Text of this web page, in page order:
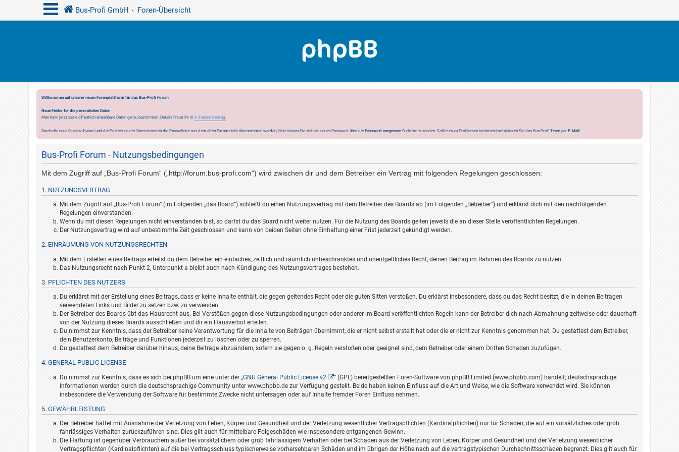
Bus-Profi GmbH Foren-Übersicht
Willkommen auf unserer neuen Forenplattform für das Bus-Profi Forum
Neue Felder für die persönlichen Daten
Man kann jetzt seine öffentlich einsehbare Daten genau bestimmen. Details findet ihr in in diesem Beitrag.
Durch die neue Forensoftware und die Portierung der Daten konnten die Passwörter aus dem alten Forum nicht übernommen werden, bitte lassen Sie sich ein neues Passwort über die Passwort vergessen Funktion zusenden. Sollte es zu Problemen kommen kontaktieren Sie das Bus-Profi Team per E-Mail.
Bus-Profi Forum - Nutzungsbedingungen
Mit dem Zugriff auf „Bus-Profi Forum“ („http://forum.bus-profi.com“) wird zwischen dir und dem Betreiber ein Vertrag mit folgenden Regelungen geschlossen:
1. NUTZUNGSVERTRAG
Mit dem Zugriff auf „Bus-Profi Forum“ (im Folgenden „das Board“) schließt du einen Nutzungsvertrag mit dem Betreiber des Boards ab (im Folgenden „Betreiber“) und erklärst dich mit den nachfolgenden
Regelungen einverstanden.
Wenn du mit diesen Regelungen nicht einverstanden bist, so darfst du das Board nicht weiter nutzen. Für die Nutzung des Boards gelten jeweils die an dieser Stelle veröffentlichten Regelungen.
Der Nutzungsvertrag wird auf unbestimmte Zeit geschlossen und kann von beiden Seiten ohne Einhaltung einer Frist jederzeit gekündigt werden.
2. EINRÄUMUNG VON NUTZUNGSRECHTEN
Mit dem Erstellen eines Beitrags erteilst du dem Betreiber ein einfaches, zeitlich und räumlich unbeschränktes und unentgeltliches Recht, deinen Beitrag im Rahmen des Boards zu nutzen.
Das Nutzungsrecht nach Punkt 2, Unterpunkt a bleibt auch nach Kündigung des Nutzungsvertrages bestehen.
3. PFLICHTEN DES NUTZERS
Du erklärst mit der Erstellung eines Beitrags, dass er keine Inhalte enthält, die gegen geltendes Recht oder die guten Sitten verstoßen. Du erklärst insbesondere, dass du das Recht besitzt, die in deinen Beiträgen
verwendeten Links und Bilder zu setzen bzw. zu verwenden.
Der Betreiber des Boards übt das Hausrecht aus. Bei Verstößen gegen diese Nutzungsbedingungen oder anderer im Board veröffentlichten Regeln kann der Betreiber dich nach Abmahnung zeitweise oder dauerhaft
von der Nutzung dieses Boards ausschließen und dir ein Hausverbot erteilen.
Du nimmst zur Kenntnis, dass der Betreiber keine Verantwortung für die Inhalte von Beiträgen übernimmt, die er nicht selbst erstellt hat oder die er nicht zur Kenntnis genommen hat. Du gestattest dem Betreiber,
dein Benutzerkonto, Beiträge und Funktionen jederzeit zu löschen oder zu sperren.
Du gestattest dem Betreiber darüber hinaus, deine Beiträge abzuändern, sofern sie gegen o. g. Regeln verstoßen oder geeignet sind, dem Betreiber oder einem Dritten Schaden zuzufügen.
4. GENERAL PUBLIC LICENSE
Du nimmst zur Kenntnis, dass es sich bei phpBB um eine unter der „GNU General Public License v2
“ (GPL) bereitgestellten Foren-Software von phpBB Limited (www.phpbb.com) handelt; deutschsprachige
Informationen werden durch die deutschsprachige Community unter www.phpbb.de zur Verfügung gestellt. Beide haben keinen Einfluss auf die Art und Weise, wie die Software verwendet wird. Sie können
insbesondere die Verwendung der Software für bestimmte Zwecke nicht untersagen oder auf Inhalte fremder Foren Einfluss nehmen.
5. GEWÄHRLEISTUNG
Der Betreiber haftet mit Ausnahme der Verletzung von Leben, Körper und Gesundheit und der Verletzung wesentlicher Vertragspflichten (Kardinalpflichten) nur für Schäden, die auf ein vorsätzliches oder grob
fahrlässiges Verhalten zurückzuführen sind. Dies gilt auch für mittelbare Folgeschäden wie insbesondere entgangenen Gewinn.
Die Haftung ist gegenüber Verbrauchern außer bei vorsätzlichem oder grob fahrlässigem Verhalten oder bei Schäden aus der Verletzung von Leben, Körper und Gesundheit und der Verletzung wesentlicher
Vertragspflichten (Kardinalpflichten) auf die bei Vertragsschluss typischerweise vorhersehbaren Schäden und im übrigen der Höhe nach auf die vertragstypischen Durchschnittsschäden begrenzt. Dies gilt auch für